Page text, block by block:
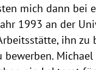
mich dann bei
1993 an der
ihn zu
bewerben.